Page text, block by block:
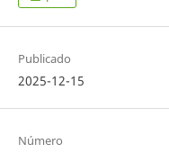
Publicado
2025-12-15
Número